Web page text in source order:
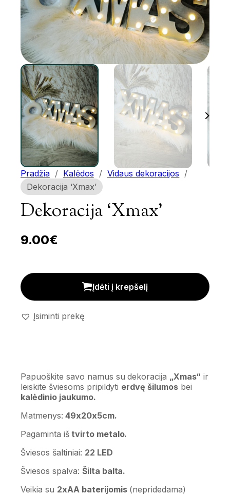
Pradžia / Kalėdos / Vidaus dekoracijos /
Dekoracija ‘Xmax’
Dekoracija ‘Xmax’
9.00€
Dekoracija 'Xmax' kiekis
Įdėti į krepšelį
Įsiminti prekę
Papuoškite savo namus su dekoracija „Xmas“ ir
leiskite šviesoms pripildyti erdvę šilumos bei
kalėdinio jaukumo.
Matmenys: 49x20x5cm.
Pagaminta ištvirto metalo.
Šviesos šaltiniai: 22 LED
Šviesos spalva: Šilta balta.
Veikia su 2xAA baterijomis(nepridedama)